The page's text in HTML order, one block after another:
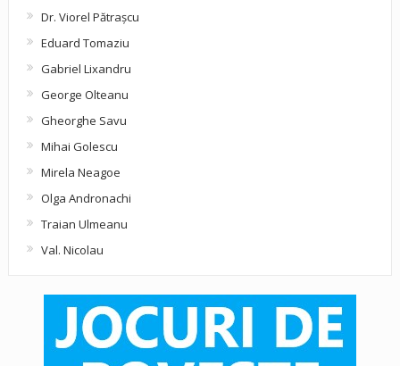
Dr. Viorel Pătraşcu
Eduard Tomaziu
Gabriel Lixandru
George Olteanu
Gheorghe Savu
Mihai Golescu
Mirela Neagoe
Olga Andronachi
Traian Ulmeanu
Val. Nicolau